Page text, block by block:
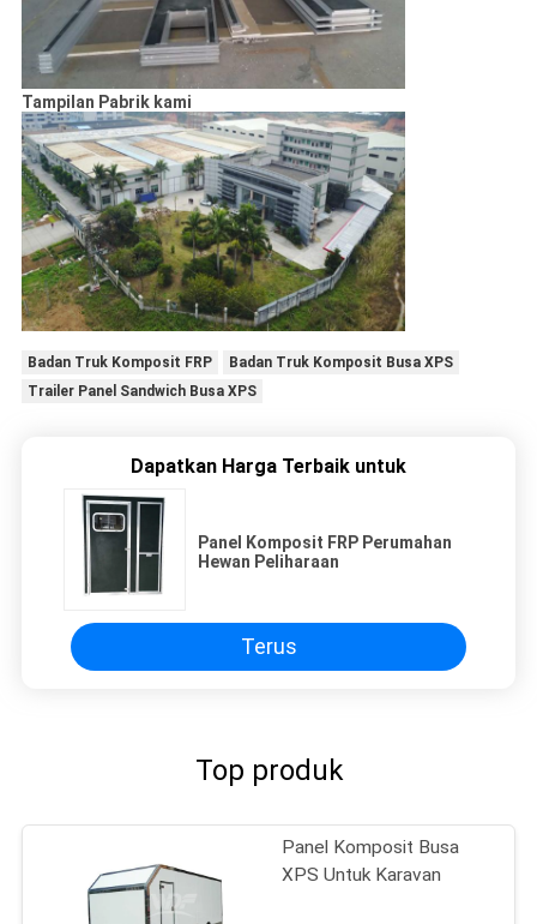
Tampilan Pabrik kami
Badan Truk Komposit FRP
Badan Truk Komposit Busa XPS
Trailer Panel Sandwich Busa XPS
Dapatkan Harga Terbaik untuk
Panel Komposit FRP Perumahan
Hewan Peliharaan
Terus
Top produk
Panel Komposit Busa
XPS Untuk Karavan